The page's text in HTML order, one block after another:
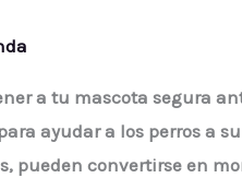
a tu mascota segura
ayudar a los perros a
pueden convertirse en